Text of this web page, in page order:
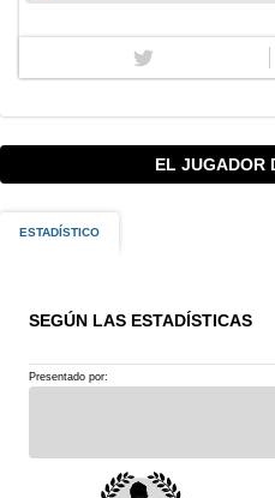
EL JUGADOR
ESTADÍSTICO
SEGÚN LAS ESTADÍSTICAS
Presentado por: